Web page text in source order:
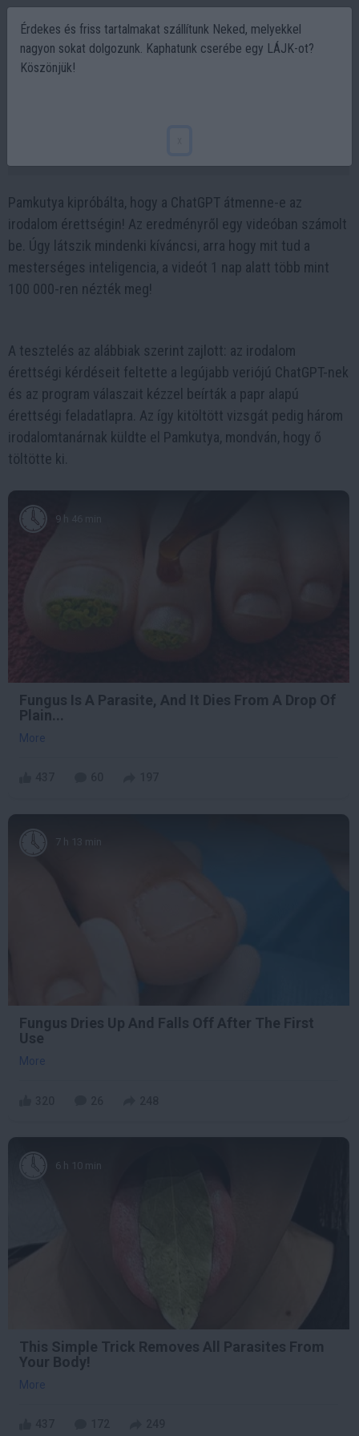
Pamkutya kipróbálta, hogy a ChatGPT átmenne-e az
irodalom érettségin! Az eredményről egy videóban számolt
be. Úgy látszik mindenki kíváncsi, arra hogy mit tud a
mesterséges inteligencia, a videót 1 nap alatt több mint
100 000-ren nézték meg!
A tesztelés az alábbiak szerint zajlott: az irodalom
érettségi kérdéseit feltette a legújabb veriójú ChatGPT-nek
és az program válaszait kézzel beírták a papr alapú
érettségi feladatlapra. Az így kitöltött vizsgát pedig három
irodalomtanárnak küldte el Pamkutya, mondván, hogy ő
töltötte ki.
9 h 46 min
Fungus Is A Parasite, And It Dies From A Drop Of
Plain...
More
7 h 13 min
Fungus Dries Up And Falls Off After The First
Use
More
6 h 10 min
This Simple Trick Removes All Parasites From
Your Body!
More
Érdekes és friss tartalmakat szállítunk Neked, melyekkel
nagyon sokat dolgozunk. Kaphatunk cserébe egy LÁJK-ot?
Köszönjük!